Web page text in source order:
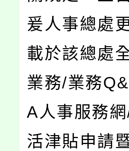
爰人事總處
載於該總處
業務/業務
A人事服務
活津貼申請